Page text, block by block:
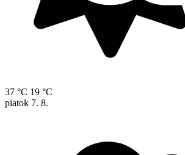
37 °C 19 °C
piatok 7. 8.